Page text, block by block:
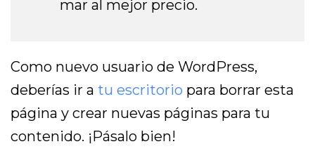
mar al mejor precio.
Como nuevo usuario de WordPress,
deberías ir a tu escritorio para borrar esta
página y crear nuevas páginas para tu
contenido. ¡Pásalo bien!